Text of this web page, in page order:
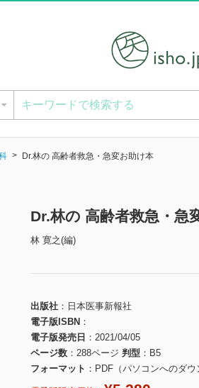
Dr.林の 高齢者救急・急変お助け本
Dr.林の 高齢者救急・急
林 寛之(編)
出版社
日本医事新報社
電子版ISBN
電子版発売日
2021/04/05
ページ数
288ページ 判型
B5
フォーマット
PDF（パソコンへのダウ